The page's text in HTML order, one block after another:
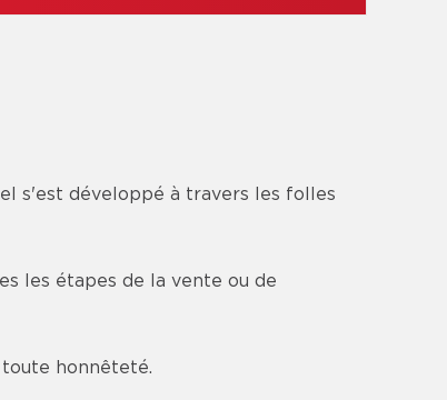
s'est développé à travers les folles
les étapes de la vente ou de
honnêteté.